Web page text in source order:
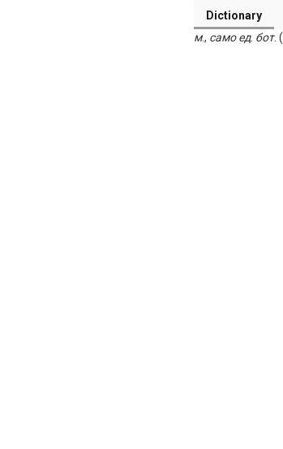
Dictionary
м., само ед. бот. (